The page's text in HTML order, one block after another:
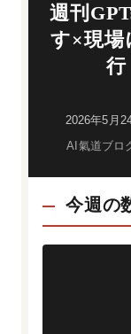
週刊
す×現場
行
2026年5月
AI氣道ブロ
今週の